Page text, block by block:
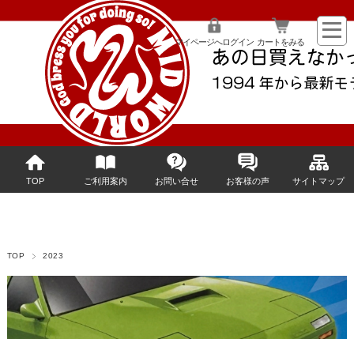
マイページへログイン カートをみる
TOP ご利用案内 お問い合せ お客様の声 サイトマップ
TOP 2023